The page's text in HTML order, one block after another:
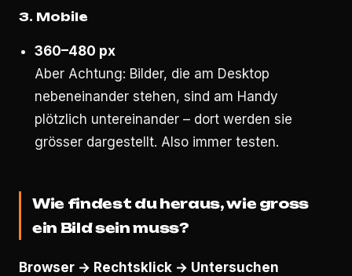
3. Mobile
360–480 px
Aber Achtung: Bilder, die am Desktop
nebeneinander stehen, sind am Handy
plötzlich untereinander – dort werden sie
grösser dargestellt. Also immer testen.
Wie findest du heraus, wie gross
ein Bild sein muss?
Browser → Rechtsklick → Untersuchen